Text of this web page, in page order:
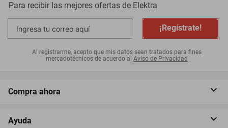
Para recibir las mejores ofertas de Elektra
¡Regístrate!
Al registrarme, acepto que mis datos sean tratados para fines
mercadotécnicos de acuerdo al Aviso de Privacidad
Compra ahora
Ayuda